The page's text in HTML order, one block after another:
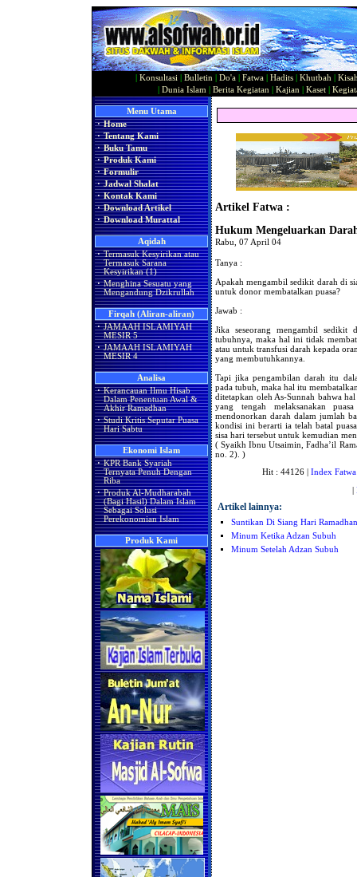
Konsultasi Bulletin Do'a Fatwa Hadits Khutbah
Dunia Islam Berita Kegiatan Kajian Kaset|
Menu Utama
· Home
· Tentang Kami
· Buku Tamu
· Produk Kami
· Formulir
· Jadwal Shalat
· Kontak Kami
· Download Artikel
· Download Murattal
Aqidah
· Termasuk Kesyirikan atau
Termasuk Sarana
Kesyirikan (1)
· Menghina Sesuatu yang
Mengandung Dzikrullah
Firqah (Aliran-aliran)
· JAMAAH ISLAMIYAH
MESIR 5
· JAMAAH ISLAMIYAH
MESIR 4
Analisa
· Kerancauan Ilmu Hisab
Dalam Penentuan Awal &
Akhir Ramadhan
· Studi Kritis Seputar Puasa
Hari Sabtu
Ekonomi Islam
· KPR Bank Syariah
Ternyata Penuh Dengan
Riba
· Produk Al-Mudharabah
(Bagi Hasil) Dalam Islam
Sebagai Solusi
Perekonomian Islam
Produk Kami
Artikel Fatwa :
Hukum Mengeluarkan
Rabu, 07 April 04
Tanya :
Apakah mengambil sedikit darah di
untuk donor membatalkan puasa?
Jawab :
Jika seseorang mengambil sedikit
tubuhnya, maka hal ini tidak
atau untuk transfusi darah kepada
yang membutuhkannya.
Tapi jika pengambilan darah itu
pada tubuh, maka hal itu
ditetapkan oleh As-Sunnah bahwa
yang tengah melaksanakan
mendonorkan darah dalam jumlah
kondisi ini berarti ia telah batal
sisa hari tersebut untuk kemudian
( Syaikh Ibnu Utsaimin, Fadha’il
no. 2). )
Hit : 44126 | Index Fatwa
|
Artikel lainnya:
Suntikan Di Siang Hari Ramadhan
Minum Ketika Adzan Subuh
Minum Setelah Adzan Subuh